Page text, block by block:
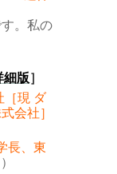
す。私の
細版］
［現 ダ
会社］
長、東